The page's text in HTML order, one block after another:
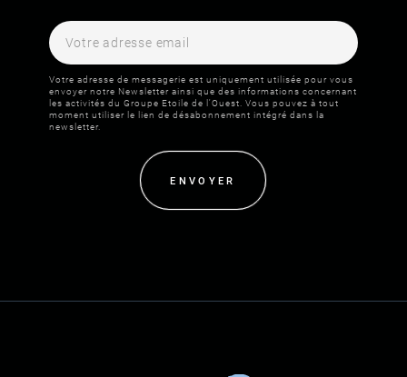
Votre adresse de messagerie est uniquement utilisée pour vous
envoyer notre Newsletter ainsi que des informations concernant
les activités du Groupe Etoile de l'Ouest. Vous pouvez à tout
moment utiliser le lien de désabonnement intégré dans la
newsletter.
ENVOYER